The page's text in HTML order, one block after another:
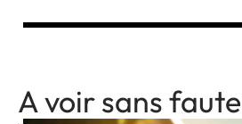
A voir sans faute